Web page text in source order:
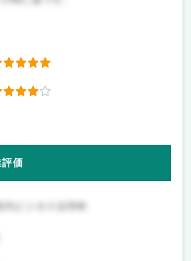
価